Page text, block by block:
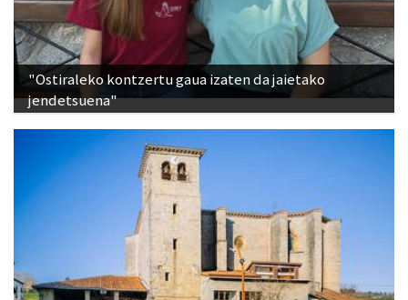
"Ostiraleko kontzertu gaua izaten da jaietako
jendetsuena"